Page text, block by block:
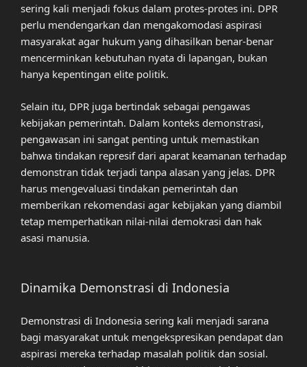
sering kali menjadi fokus dalam protes-protes ini. DPR
perlu mendengarkan dan mengakomodasi aspirasi
masyarakat agar hukum yang dihasilkan benar-benar
mencerminkan kebutuhan nyata di lapangan, bukan
hanya kepentingan elite politik.
Selain itu, DPR juga bertindak sebagai pengawas
kebijakan pemerintah. Dalam konteks demonstrasi,
pengawasan ini sangat penting untuk memastikan
bahwa tindakan represif dari aparat keamanan terhadap
demonstran tidak terjadi tanpa alasan yang jelas. DPR
harus mengevaluasi tindakan pemerintah dan
memberikan rekomendasi agar kebijakan yang diambil
tetap memperhatikan nilai-nilai demokrasi dan hak
asasi manusia.
Dinamika Demonstrasi di Indonesia
Demonstrasi di Indonesia sering kali menjadi sarana
bagi masyarakat untuk mengekspresikan pendapat dan
aspirasi mereka terhadap masalah politik dan sosial.